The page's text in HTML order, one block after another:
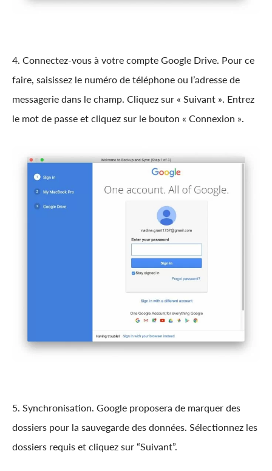
4. Connectez-vous à votre compte Google Drive. Pour ce
faire, saisissez le numéro de téléphone ou l’adresse de
messagerie dans le champ. Cliquez sur « Suivant ». Entrez
le mot de passe et cliquez sur le bouton « Connexion ».
5. Synchronisation. Google proposera de marquer des
dossiers pour la sauvegarde des données. Sélectionnez les
dossiers requis et cliquez sur “Suivant”.